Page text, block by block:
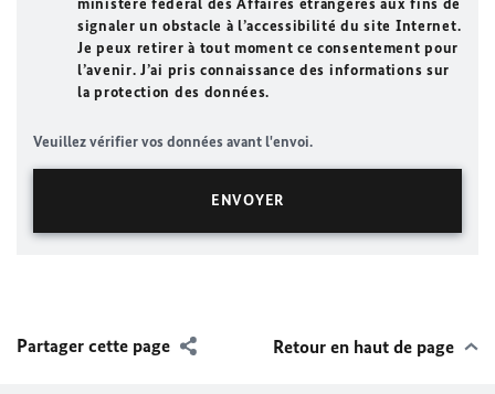
ministère fédéral des Affaires étrangères aux fins de
signaler un obstacle à l’accessibilité du site Internet.
Je peux retirer à tout moment ce consentement pour
l’avenir. J’ai pris connaissance des informations sur
la protection des données.
Veuillez vérifier vos données avant l'envoi.
Partager cette page Retour en haut de page